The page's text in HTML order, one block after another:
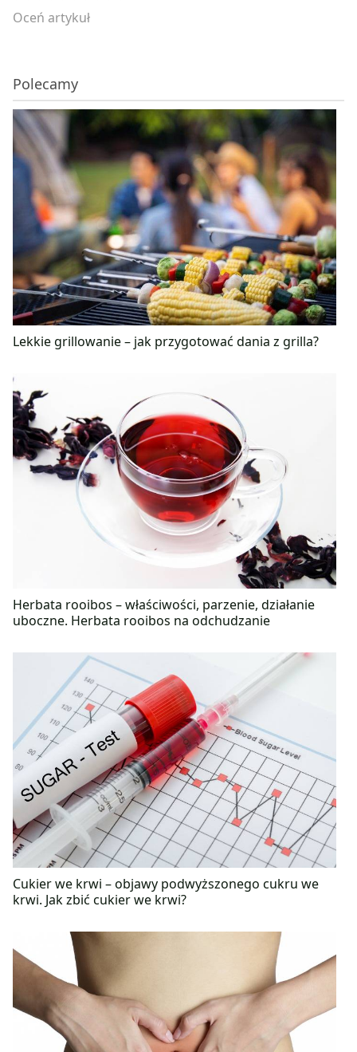
Oceń artykuł
Polecamy
Lekkie grillowanie – jak przygotować dania z grilla?
Herbata rooibos – właściwości, parzenie, działanie
uboczne. Herbata rooibos na odchudzanie
Cukier we krwi – objawy podwyższonego cukru we
krwi. Jak zbić cukier we krwi?